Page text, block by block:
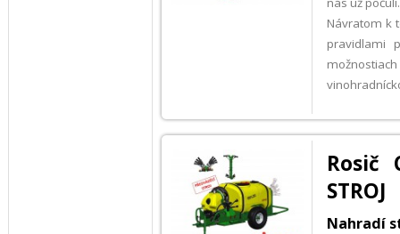
Návratom k
pravidlami
Rosič
STROJ
Nahradí